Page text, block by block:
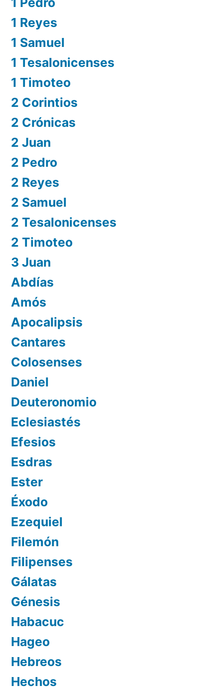
1 Reyes
1 Samuel
1 Tesalonicenses
1 Timoteo
2 Corintios
2 Crónicas
2 Juan
2 Pedro
2 Reyes
2 Samuel
2 Tesalonicenses
2 Timoteo
3 Juan
Abdías
Amós
Apocalipsis
Cantares
Colosenses
Daniel
Deuteronomio
Eclesiastés
Efesios
Esdras
Ester
Éxodo
Ezequiel
Filemón
Filipenses
Gálatas
Génesis
Habacuc
Hageo
Hebreos
Hechos